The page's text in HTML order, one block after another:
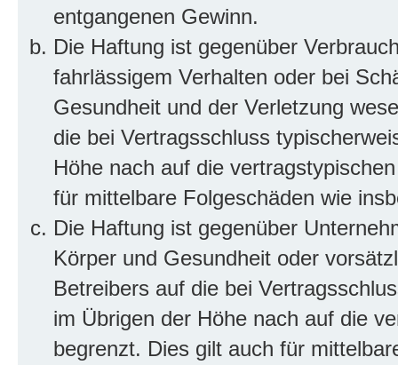
entgangenen Gewinn.
Die Haftung ist gegenüber
fahrlässigem Verhalten oder bei
Gesundheit und der Verletzung
die bei Vertragsschluss
Höhe nach auf die
für mittelbare Folgeschäden wie
Die Haftung ist gegenüber
Körper und Gesundheit oder
Betreibers auf die bei
im Übrigen der Höhe nach auf die
begrenzt. Dies gilt auch für